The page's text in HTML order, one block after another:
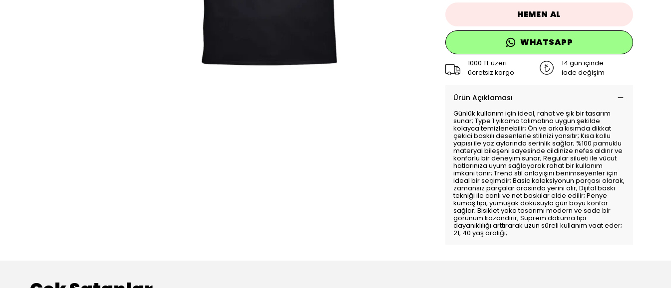
HEMEN AL
WHATSAPP
1000 TL üzeri
ücretsiz kargo
14 gün içinde
iade değişim
Ürün Açıklaması
Günlük kullanım için ideal, rahat ve şık bir tasarım
sunar; Type 1 yıkama talimatına uygun şekilde
kolayca temizlenebilir; Ön ve arka kısımda dikkat
çekici baskılı desenlerle stilinizi yansıtır; Kısa kollu
yapısı ile yaz aylarında serinlik sağlar; %100 pamuklu
materyal bileşeni sayesinde cildinize nefes aldırır ve
konforlu bir deneyim sunar; Regular silueti ile vücut
hatlarınıza uyum sağlayarak rahat bir kullanım
imkanı tanır; Trend stil anlayışını benimseyenler için
ideal bir seçimdir; Basic koleksiyonun parçası olarak,
zamansız parçalar arasında yerini alır; Dijital baskı
tekniği ile canlı ve net baskılar elde edilir; Penye
kumaş tipi, yumuşak dokusuyla gün boyu konfor
sağlar; Bisiklet yaka tasarımı modern ve sade bir
görünüm kazandırır; Süprem dokuma tipi
dayanıklılığı arttırarak uzun süreli kullanım vaat eder;
21; 40 yaş aralığı;